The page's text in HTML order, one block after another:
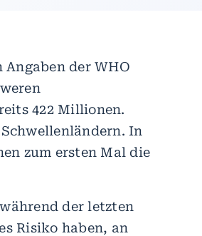
der WHO
422 Millionen.
In
zum ersten Mal die
der letzten
Risiko haben, an